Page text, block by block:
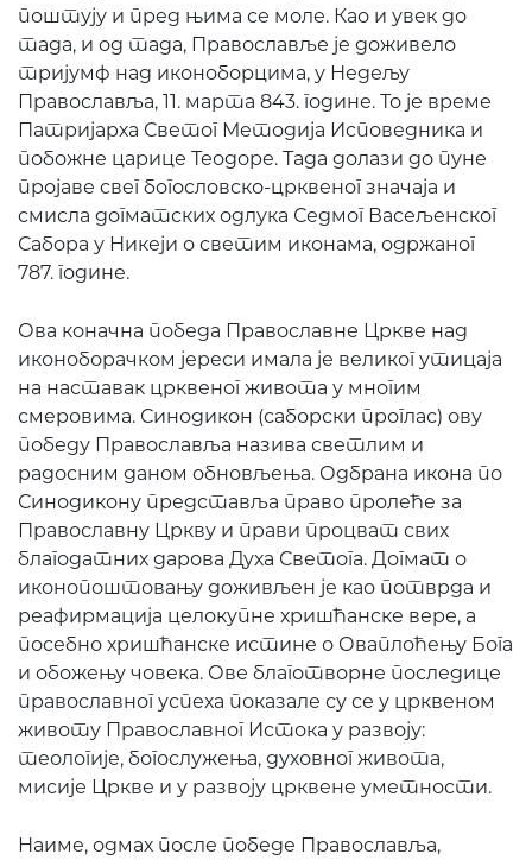
поштују и пред њима се моле. Као и увек до
тада, и од тада, Православље је доживело
тријумф над иконоборцима, у Недељу
Православља, 11. марта 843. године. То је време
Патријарха Светог Методија Исповедника и
побожне царице Теодоре. Тада долази до пуне
пројаве свег богословско-црквеног значаја и
смисла догматских одлука Седмог Васељенског
Сабора у Никеји о светим иконама, одржаног
787. године.
Ова коначна победа Православне Цркве над
иконоборачком јереси имала је великог утицаја
на наставак црквеног живота у многим
смеровима. Синодикон (саборски проглас) ову
победу Православља назива светлим и
радосним даном обновљења. Одбрана икона по
Синодикону представља право пролеће за
Православну Цркву и прави процват свих
благодатних дарова Духа Светога. Догмат о
иконопоштовању доживљен је као потврда и
реафирмација целокупне хришћанске вере, а
посебно хришћанске истине о Оваплоћењу Бога
и обожењу човека. Ове благотворне последице
православног успеха показале су се у црквеном
животу Православног Истока у развоју:
теологије, богослужења, духовног живота,
мисије Цркве и у развоју црквене уметности.
Наиме, одмах после победе Православља,